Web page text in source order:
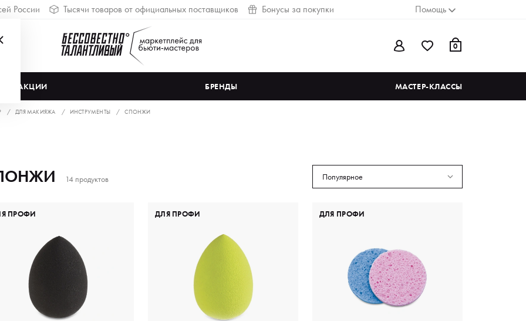
России Тысячи товаров от официальных поставщиков Бонусы за покупки Помощь
0
АКЦИИ БРЕНДЫ МАСТЕР-КЛАССЫ
ДЛЯ МАКИЯЖА ИНСТРУМЕНТЫ СПОНЖИ
14 продуктов Популярное
ПРОФИ ДЛЯ ПРОФИ ДЛЯ ПРОФИ